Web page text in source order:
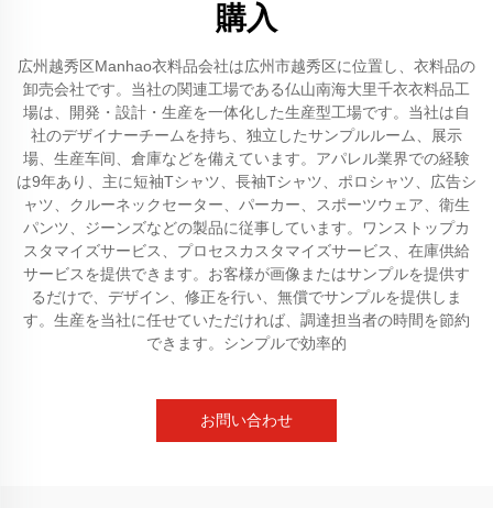
購入
広州越秀区Manhao衣料品会社は広州市越秀区に位置し、衣料品の
卸売会社です。当社の関連工場である仏山南海大里千衣衣料品工
場は、開発・設計・生産を一体化した生産型工場です。当社は自
社のデザイナーチームを持ち、独立したサンプルルーム、展示
場、生産车间、倉庫などを備えています。アパレル業界での経験
は9年あり、主に短袖Tシャツ、長袖Tシャツ、ポロシャツ、広告シ
ャツ、クルーネックセーター、パーカー、スポーツウェア、衛生
パンツ、ジーンズなどの製品に従事しています。ワンストップカ
スタマイズサービス、プロセスカスタマイズサービス、在庫供給
サービスを提供できます。お客様が画像またはサンプルを提供す
るだけで、デザイン、修正を行い、無償でサンプルを提供しま
す。生産を当社に任せていただければ、調達担当者の時間を節約
できます。シンプルで効率的
お問い合わせ